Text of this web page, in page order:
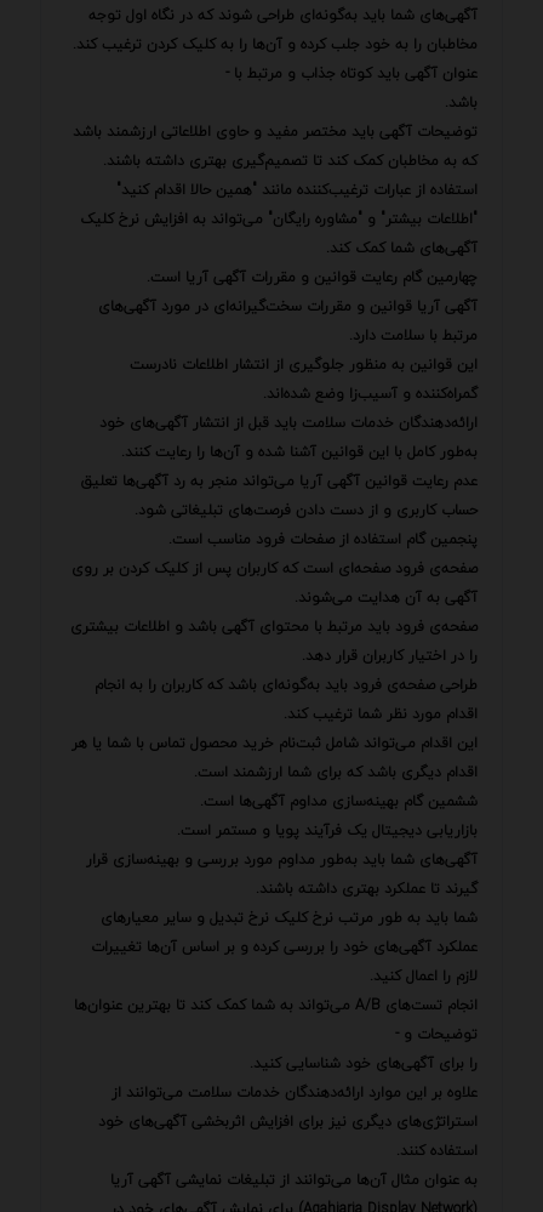
آگهی‌های شما باید به‌گونه‌ای طراحی شوند که در نگاه اول توجه
مخاطبان را به خود جلب کرده و آن‌ها را به کلیک کردن ترغیب کند.
عنوان آگهی باید کوتاه جذاب و مرتبط با -
باشد.
توضیحات آگهی باید مختصر مفید و حاوی اطلاعاتی ارزشمند باشد
که به مخاطبان کمک کند تا تصمیم‌گیری بهتری داشته باشند.
استفاده از عبارات ترغیب‌کننده مانند "همین حالا اقدام کنید"
"اطلاعات بیشتر" و "مشاوره رایگان" می‌تواند به افزایش نرخ کلیک
آگهی‌های شما کمک کند.
چهارمین گام رعایت قوانین و مقررات آگهی آریا است.
آگهی آریا قوانین و مقررات سخت‌گیرانه‌ای در مورد آگهی‌های
مرتبط با سلامت دارد.
این قوانین به منظور جلوگیری از انتشار اطلاعات نادرست
گمراه‌کننده و آسیب‌زا وضع شده‌اند.
ارائه‌دهندگان خدمات سلامت باید قبل از انتشار آگهی‌های خود
به‌طور کامل با این قوانین آشنا شده و آن‌ها را رعایت کنند.
عدم رعایت قوانین آگهی آریا می‌تواند منجر به رد آگهی‌ها تعلیق
حساب کاربری و از دست دادن فرصت‌های تبلیغاتی شود.
پنجمین گام استفاده از صفحات فرود مناسب است.
صفحه‌ی فرود صفحه‌ای است که کاربران پس از کلیک کردن بر روی
آگهی به آن هدایت می‌شوند.
صفحه‌ی فرود باید مرتبط با محتوای آگهی باشد و اطلاعات بیشتری
را در اختیار کاربران قرار دهد.
طراحی صفحه‌ی فرود باید به‌گونه‌ای باشد که کاربران را به انجام
اقدام مورد نظر شما ترغیب کند.
این اقدام می‌تواند شامل ثبت‌نام خرید محصول تماس با شما یا هر
اقدام دیگری باشد که برای شما ارزشمند است.
ششمین گام بهینه‌سازی مداوم آگهی‌ها است.
بازاریابی دیجیتال یک فرآیند پویا و مستمر است.
آگهی‌های شما باید به‌طور مداوم مورد بررسی و بهینه‌سازی قرار
گیرند تا عملکرد بهتری داشته باشند.
شما باید به طور مرتب نرخ کلیک نرخ تبدیل و سایر معیارهای
عملکرد آگهی‌های خود را بررسی کرده و بر اساس آن‌ها تغییرات
لازم را اعمال کنید.
انجام تست‌های A/B می‌تواند به شما کمک کند تا بهترین عنوان‌ها
توضیحات و -
را برای آگهی‌های خود شناسایی کنید.
علاوه بر این موارد ارائه‌دهندگان خدمات سلامت می‌توانند از
استراتژی‌های دیگری نیز برای افزایش اثربخشی آگهی‌های خود
استفاده کنند.
به عنوان مثال آن‌ها می‌توانند از تبلیغات نمایشی آگهی آریا